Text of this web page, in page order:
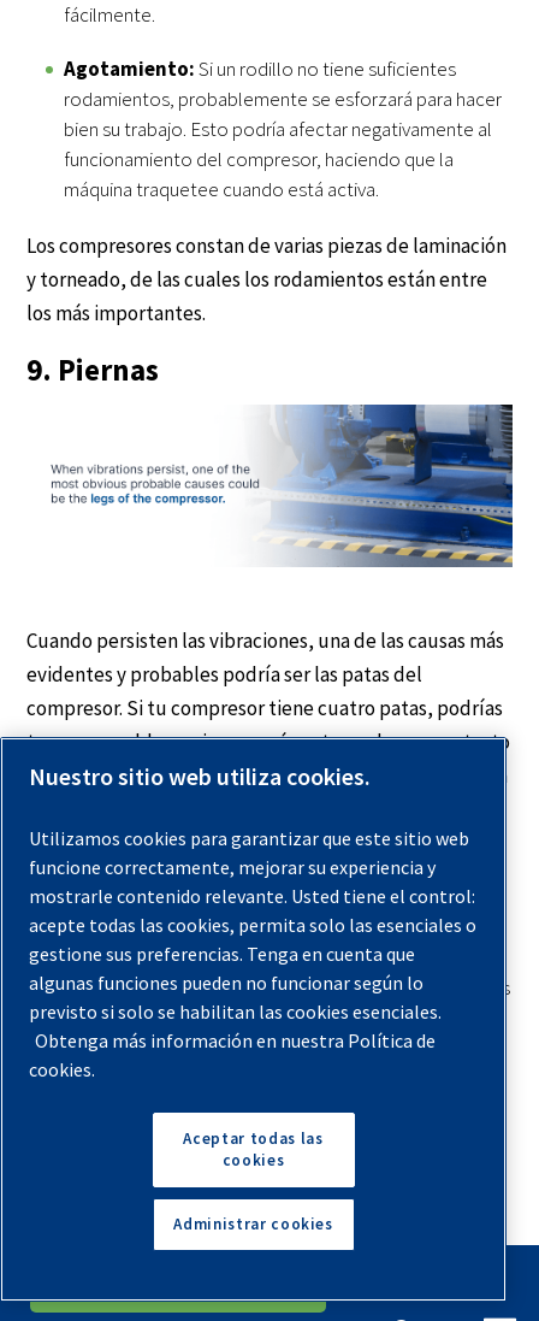
fácilmente.
Agotamiento:Si un rodillo no tiene suficientes
rodamientos, probablemente se esforzará para hacer
bien su trabajo. Esto podría afectar negativamente al
funcionamiento del compresor, haciendo que la
máquina traquetee cuando está activa.
Los compresores constan de varias piezas de laminación
y torneado, de las cuales los rodamientos están entre
los más importantes.
9. Piernas
Cuando persisten las vibraciones, una de las causas más
evidentes y probables podría ser las patas del
compresor. Si tu compresor tiene cuatro patas, podrías
tener un problema si una o más patas no hacen contacto
firme, incluso con la superficie subyacente. Inspecciona
posibles síntomas:
Irregularidades:Al igual que con mesas y sillas, las
patas del compresor deben ser perfectamente
uniformes para hacer su trabajo correctamente. Si una
pata está un poco floja, entreabierta o desigual con las
demás, ajusta esa pata o colóctala si es necesario.
Bent:
cambiarlas. Generalmente, cuando cambias una pata,
deberías reemplazarlas todas para asegurarte de que
estén perfectamente igualadas entre sí.
Sin apoyo:En algunos casos, las patas pueden
podría ser evidente con una máquina portátil que solo
Nuestro sitio web utiliza cookies.
Utilizamos cookies para garantizar que este sitio web
funcione correctamente, mejorar su experiencia y
mostrarle contenido relevante. Usted tiene el control:
acepte todas las cookies, permita solo las esenciales o
gestione sus preferencias. Tenga en cuenta que
algunas funciones pueden no funcionar según lo
previsto si solo se habilitan las cookies esenciales.
Obtenga más información en nuestra Política de
cookies.
Aceptar todas las
cookies
Administrar cookies